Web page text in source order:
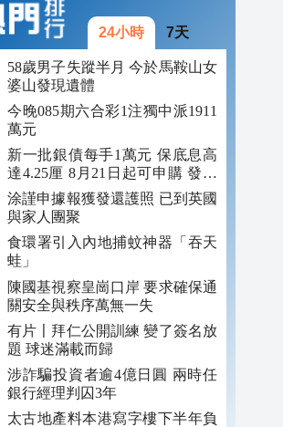
24小時 7天
58歲男子失蹤半月 今於馬鞍山女
婆山發現遺體
今晚085期六合彩1注獨中派1911
萬元
新一批銀債每手1萬元 保底息高
達4.25厘 8月21日起可申購 發行
金額最多550億
涂謹申據報獲發還護照 已到英國
與家人團聚
食環署引入內地捕蚊神器「吞天
蛙」
陳國基視察皇崗口岸 要求確保通
關安全與秩序萬無一失
有片〡拜仁公開訓練 變了簽名放
題 球迷滿載而歸
涉詐騙投資者逾4億日圓 兩時任
銀行經理判囚3年
太古地產料本港寫字樓下半年負